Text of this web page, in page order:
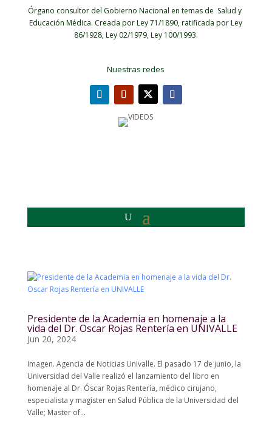
Órgano consultor del Gobierno Nacional en temas de Salud y
Educación Médica. Creada por Ley 71/1890, ratificada por Ley
86/1928, Ley 02/1979, Ley 100/1993.
Nuestras redes
Presidente de la Academia en homenaje a la
vida del Dr. Oscar Rojas Rentería en UNIVALLE
Jun 20, 2024
Imagen. Agencia de Noticias Univalle. El pasado 17 de junio, la
Universidad del Valle realizó el lanzamiento del libro en
homenaje al Dr. Óscar Rojas Rentería, médico cirujano,
especialista y magíster en Salud Pública de la Universidad del
Valle; Master of...